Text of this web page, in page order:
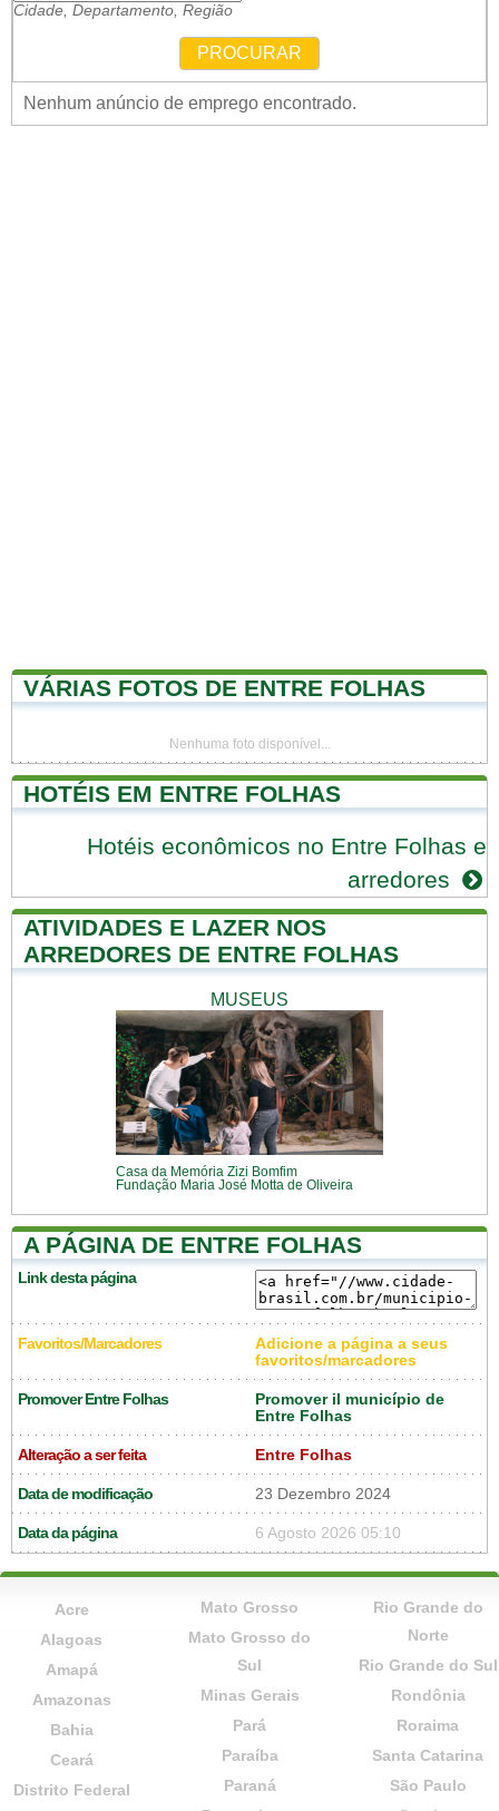
Cidade, Departamento, Região
PROCURAR
Nenhum anúncio de emprego encontrado.
VÁRIAS FOTOS DE ENTRE FOLHAS
Nenhuma foto disponível...
HOTÉIS EM ENTRE FOLHAS
Hotéis econômicos no Entre Folhas e
arredores
ATIVIDADES E LAZER NOS
ARREDORES DE ENTRE FOLHAS
MUSEUS
Casa da Memória Zizi Bomfim
Fundação Maria José Motta de Oliveira
A PÁGINA DE ENTRE FOLHAS
Link desta página
Favoritos/Marcadores
Adicione a página a seus
favoritos/marcadores
Promover Entre Folhas
Promover il município de
Entre Folhas
Alteração a ser feita Entre Folhas
Data de modificação 23 Dezembro 2024
Data da página 6 Agosto 2026 05:10
Acre
Alagoas
Amapá
Amazonas
Bahia
Ceará
Distrito Federal
Mato Grosso
Mato Grosso do
Sul
Minas Gerais
Pará
Paraíba
Paraná
Rio Grande do
Norte
Rio Grande do Sul
Rondônia
Roraima
Santa Catarina
São Paulo